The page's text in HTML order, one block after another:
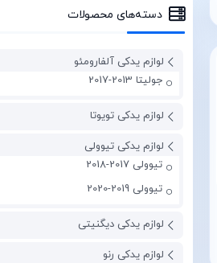
دسته‌های محصولات
لوازم یدکی آلفارومئو
جولیتا 2013-2017
لوازم یدکی تویوتا
لوازم یدکی تیوولی
تیوولی 2017-2018
تیوولی 2019-2020
لوازم یدکی دیگنیتی
لوازم یدکی رنو